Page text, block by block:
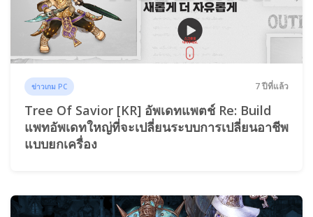
ข่าวเกม PC 7 ปีที่แล้ว
Tree Of Savior [KR] อัพเดทแพตช์ Re: Build
แพทอัพเดทใหญ่ที่จะเปลี่ยนระบบการเปลี่ยนอาชีพ
แบบยกเครื่อง